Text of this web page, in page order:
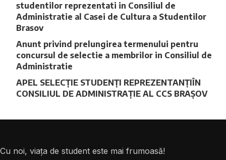
studentilor reprezentati in Consiliul de
Administratie al Casei de Cultura a Studentilor
Brasov
Anunt privind prelungirea termenului pentru
concursul de selectie a membrilor in Consiliul de
Administratie
APEL SELECȚIE STUDENȚI REPREZENTANȚIÎN
CONSILIUL DE ADMINISTRAȚIE AL CCS BRAȘOV
Cu noi, viața de student este mai frumoasă!